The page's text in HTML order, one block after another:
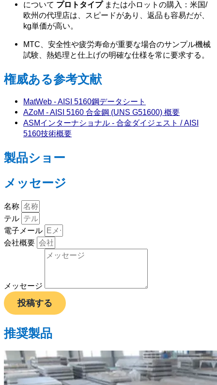
について プロトタイプまたは小ロットの購入：米国/
欧州の代理店は、スピードがあり、返品も容易だが、
kg単価が高い。
MTC、安全性や疲労寿命が重要な場合のサンプル機械
試験、熱処理と仕上げの明確な仕様を常に要求する。
権威ある参考文献
MatWeb - AISI 5160鋼データシート
AZoM - AISI 5160 合金鋼 (UNS G51600) 概要
ASMインターナショナル - 合金ダイジェスト / AISI
5160技術概要
製品ショー
メッセージ
名称
テル
電子メール
会社概要
メッセージ
投稿する
推奨製品